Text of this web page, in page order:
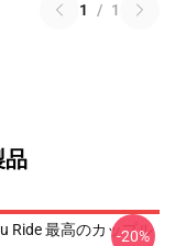
1 / 1
品
Ride 最高のカップル
-20%